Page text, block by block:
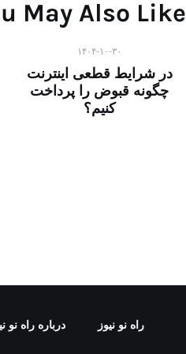
May Also Like
۱۴۰۴-۱۰-۳۰
در شرایط قطعی اینترنت
چگونه قبوض را پرداخت
کنیم؟
راه نو نیوز درباره راه‌ نو